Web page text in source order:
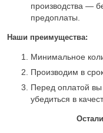
производства —
предоплаты.
Наши преимущества:
Минимальное
Производим в
Перед оплатой вы
убедиться в